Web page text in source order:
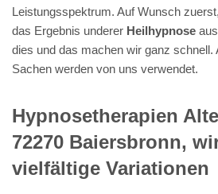
Leistungsspektrum. Auf Wunsch
das Ergebnis underer Heilhypnose
dies und das machen wir ganz schnell.
Sachen werden von uns verwendet.
Hypnosetherapien
72270 Baiersbronn,
vielfältige Variationen